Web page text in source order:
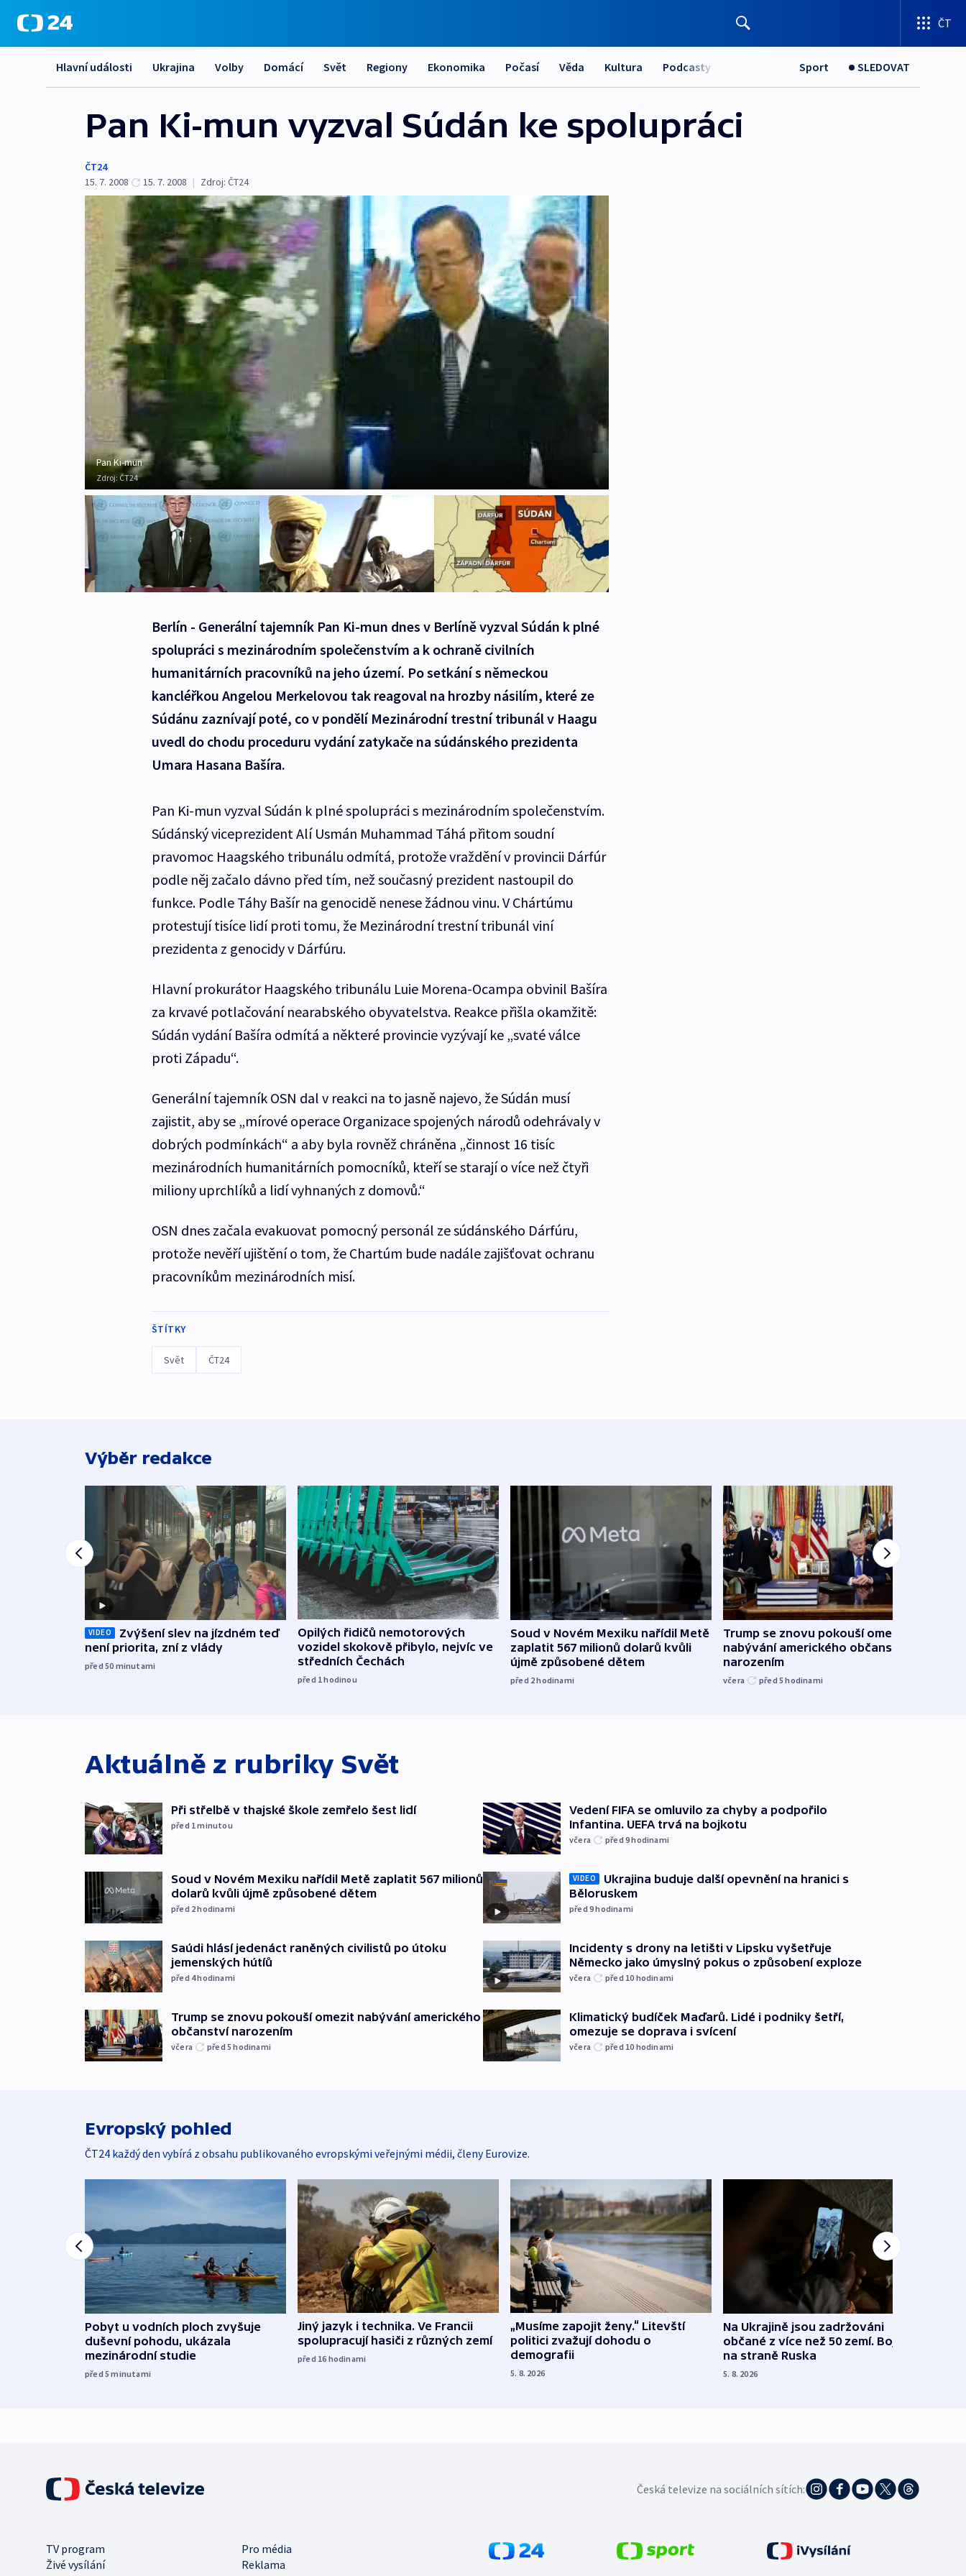
ČT
Hlavní události Ukrajina Volby Domácí Svět Regiony Ekonomika Počasí Věda Kultura Podcasty Sport SLEDOVAT
Pan Ki-mun vyzval Súdán ke spolupráci
ČT24
15. 7. 2008
15. 7. 2008 | Zdroj: ČT24
Pan Ki-mun
Zdroj: ČT24
Berlín - Generální tajemník Pan Ki-mun dnes v Berlíně vyzval Súdán k plné
spolupráci s mezinárodním společenstvím a k ochraně civilních
humanitárních pracovníků na jeho území. Po setkání s německou
kancléřkou Angelou Merkelovou tak reagoval na hrozby násilím, které ze
Súdánu zaznívají poté, co v pondělí Mezinárodní trestní tribunál v Haagu
uvedl do chodu proceduru vydání zatykače na súdánského prezidenta
Umara Hasana Bašíra.
Pan Ki-mun vyzval Súdán k plné spolupráci s mezinárodním společenstvím.
Súdánský viceprezident Alí Usmán Muhammad Táhá přitom soudní
pravomoc Haagského tribunálu odmítá, protože vraždění v provincii Dárfúr
podle něj začalo dávno před tím, než současný prezident nastoupil do
funkce. Podle Táhy Bašír na genocidě nenese žádnou vinu. V Chártúmu
protestují tisíce lidí proti tomu, že Mezinárodní trestní tribunál viní
prezidenta z genocidy v Dárfúru.
Hlavní prokurátor Haagského tribunálu Luie Morena-Ocampa obvinil Bašíra
za krvavé potlačování nearabského obyvatelstva. Reakce přišla okamžitě:
Súdán vydání Bašíra odmítá a některé provincie vyzývají ke „svaté válce
proti Západu“.
Generální tajemník OSN dal v reakci na to jasně najevo, že Súdán musí
zajistit, aby se „mírové operace Organizace spojených národů odehrávaly v
dobrých podmínkách“ a aby byla rovněž chráněna „činnost 16 tisíc
mezinárodních humanitárních pomocníků, kteří se starají o více než čtyři
miliony uprchlíků a lidí vyhnaných z domovů.“
OSN dnes začala evakuovat pomocný personál ze súdánského Dárfúru,
protože nevěří ujištění o tom, že Chartúm bude nadále zajišťovat ochranu
pracovníkům mezinárodních misí.
ŠTÍTKY
Svět ČT24
Výběr redakce
VIDEO
Zvýšení slev na jízdném teď
není priorita, zní z vlády
před 50 minutami
Opilých řidičů nemotorových
vozidel skokově přibylo, nejvíc ve
středních Čechách
před 1hodinou
Soud v Novém Mexiku nařídil Metě
zaplatit 567 milionů dolarů kvůli
újmě způsobené dětem
před 2hodinami
Trump se znovu pokouší omezit
nabývání amerického občanství
narozením
včera před 5hodinami
Aktuálně z rubriky Svět
Při střelbě v thajské škole zemřelo šest lidí
před 1minutou
Soud v Novém Mexiku nařídil Metě zaplatit 567 milionů
dolarů kvůli újmě způsobené dětem
před 2hodinami
Saúdi hlásí jedenáct raněných civilistů po útoku
jemenských hútíů
před 4hodinami
Trump se znovu pokouší omezit nabývání amerického
občanství narozením
včera před 5hodinami
Vedení FIFA se omluvilo za chyby a podpořilo
Infantina. UEFA trvá na bojkotu
včera před 9hodinami
VIDEO
Ukrajina buduje další opevnění na hranici s
Běloruskem
před 9hodinami
Incidenty s drony na letišti v Lipsku vyšetřuje
Německo jako úmyslný pokus o způsobení exploze
včera před 10 hodinami
Klimatický budíček Maďarů. Lidé i podniky šetří,
omezuje se doprava i svícení
včera před 10 hodinami
Evropský pohled
ČT24 každý den vybírá z obsahu publikovaného evropskými veřejnými médii, členy Eurovize.
Pobyt u vodních ploch zvyšuje
duševní pohodu, ukázala
mezinárodní studie
před 5minutami
Jiný jazyk i technika. Ve Francii
spolupracují hasiči z různých zemí
před 16 hodinami
„Musíme zapojit ženy.“ Litevští
politici zvažují dohodu o
demografii
5. 8. 2026
Na Ukrajině jsou zadržováni
občané z více než 50 zemí. Bojovali
na straně Ruska
5. 8. 2026
Česká televize na sociálních sítích:
TV program
Pro média
Živé vysílání
Reklama